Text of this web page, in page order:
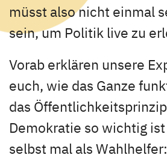
müsst also nicht einmal
sein, um Politik live zu
Vorab erklären unsere
euch, wie das Ganze
das
Demokratie so wichtig
selbst mal als